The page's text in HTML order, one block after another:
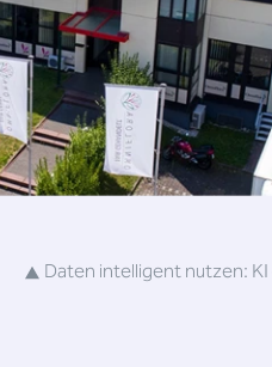
Daten intelligent nutzen: